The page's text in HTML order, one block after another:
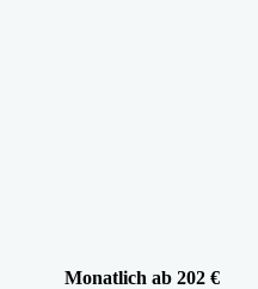
Monatlich ab 202 €